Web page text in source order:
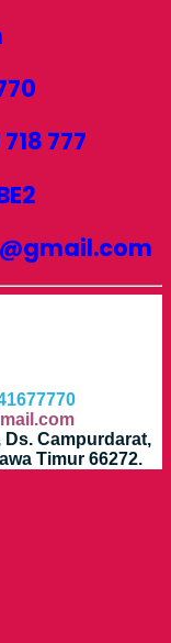
777
Campurdarat,
Timur 66272.